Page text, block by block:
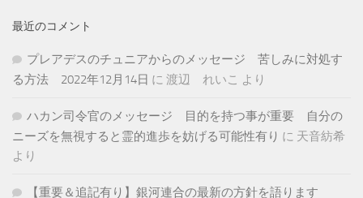
最近のコメント
プレアデスのチュニアからのメッセージ 苦しみに対処す
る方法 2022年12月14日 に 渡辺 れいこ より
ハカン司令官のメッセージ 目的を持つ事が重要 自分の
ニーズを無視すると霊的進歩を妨げる可能性有り に 天音紡希
より
【重要＆追記有り】銀河連合の最新の方針を語ります